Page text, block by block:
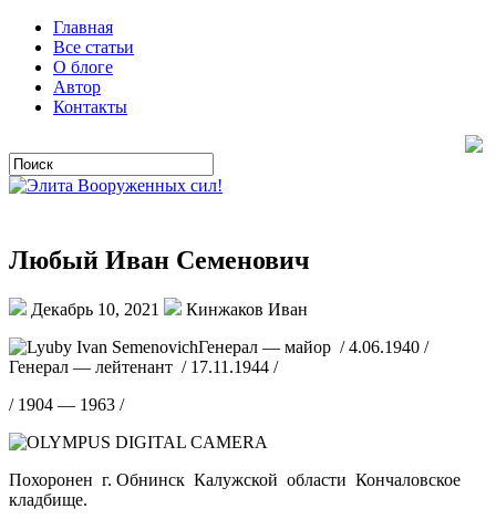
Главная
Все статьи
О блоге
Автор
Контакты
Любый Иван Семенович
Декабрь 10, 2021
Кинжаков Иван
Генерал — майор / 4.06.1940 /
Генерал — лейтенант / 17.11.1944 /
/ 1904 — 1963 /
Похоронен г. Обнинск Калужской области Кончаловское
кладбище.